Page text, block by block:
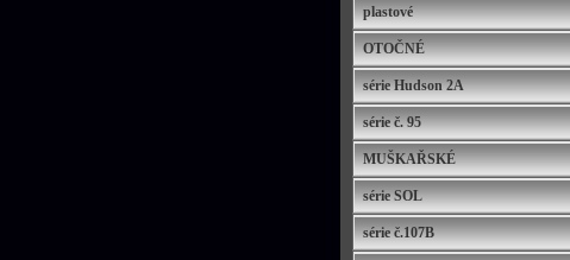
plastové
OTOČNÉ
série Hudson 2A
série č. 95
MUŠKAŘSKÉ
série SOL
série č.107B